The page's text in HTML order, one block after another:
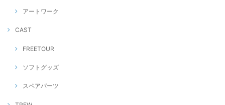
アートワーク
CAST
FREETOUR
ソフトグッズ
スペアパーツ